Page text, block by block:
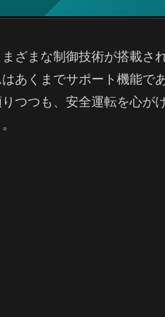
ざまな制御技術が搭載さ
あくまでサポート機能で
つつも、安全運転を心が